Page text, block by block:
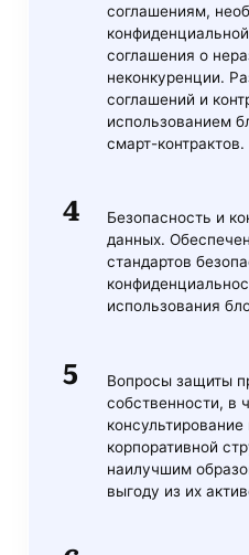
соглашениям,
соглашения о
неконкуренции.
соглашений и
использованием
смарт-контрактов.
Безопасность и
данных.
стандартов
использования
Вопросы защиты
собственности, в
консультирование
корпоративной
наилучшим
выгоду из их